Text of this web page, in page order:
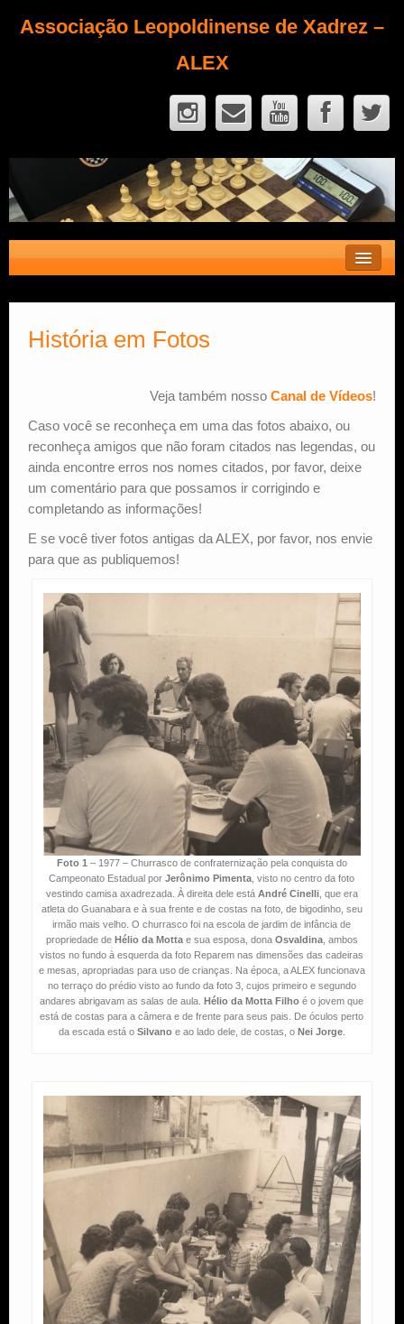
Associação Leopoldinense de Xadrez –
ALEX
Fique Sócio
História em Fotos
Veja também nosso Canal de Vídeos!
Caso você se reconheça em uma das fotos abaixo, ou
reconheça amigos que não foram citados nas legendas, ou
ainda encontre erros nos nomes citados, por favor, deixe
um comentário para que possamos ir corrigindo e
completando as informações!
E se você tiver fotos antigas da ALEX, por favor, nos envie
para que as publiquemos!
Foto 1 – 1977 – Churrasco de confraternização pela conquista do
Campeonato Estadual porJerônimo Pimenta , visto no centro da foto
vestindo camisa axadrezada. À direita dele está André Cinelli, que era
atleta do Guanabara e à sua frente e de costas na foto, de bigodinho, seu
irmão mais velho. O churrasco foi na escola de jardim de infância de
propriedade de Hélio da Mottae sua esposa, dona Osvaldina, ambos
vistos no fundo à esquerda da foto Reparem nas dimensões das cadeiras
e mesas, apropriadas para uso de crianças. Na época, a ALEX funcionava
no terraço do prédio visto ao fundo da foto 3, cujos primeiro e segundo
andares abrigavam as salas de aula.Hélio da Motta Filho é o jovem que
está de costas para a câmera e de frente para seus pais. De óculos perto
da escada está o Silvanoe ao lado dele, de costas, o Nei Jorge.